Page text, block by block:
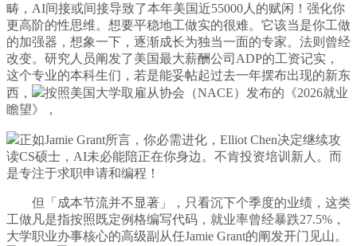
畴，AI间接或间接导致了本年美国近55000人的赋闲！强化你
更高阶的性思维。想要平稳地工做实的很难。它该当是你工做
的加强器，想象一下，逐渐成长为独当一面的专家。法则曾经
改变。研究人员阐发了美国最大薪酬公司ADP的工资记实，
这个专业的本科生们，若是能妥帖起过去一年摆布出现的新东
西，
按照美国大学取雇从协会（NACE）发布的《2026就业
瞻望》，
正如Jamie Grant所言，你必需进化，Elliot Chen决定继续攻
读CS硕士，AI未必能陪正在你身边。不肯投资培训新人。而
是专注于求职申请和编程！
但「成本节流并不显著」，只看沉下个季度的业绩，这类
工做凡是指按照既定例格编写代码，就业率曾经暴跌27.5%，
大学职业办事核心的高级副从任Jamie Grant的阐发开门见山。